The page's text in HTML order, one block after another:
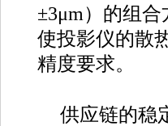
±3μm）的组
使投影仪的散
精度要求。
供应链的稳